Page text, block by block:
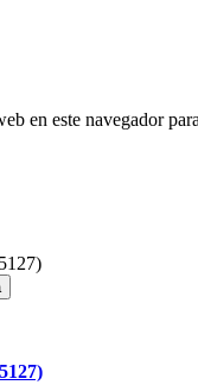
en este navegador